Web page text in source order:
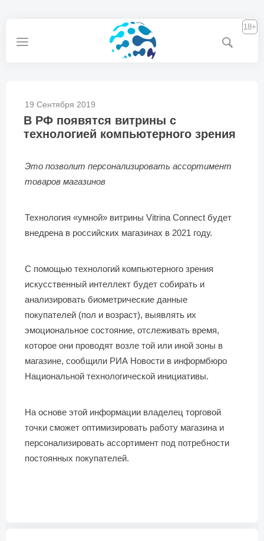
18+
19 Сентября 2019
В РФ появятся витрины с
технологией компьютерного зрения
Это позволит персонализировать ассортимент
товаров магазинов
Технология «умной» витрины Vitrina Connect будет
внедрена в российских магазинах в 2021 году.
С помощью технологий компьютерного зрения
искусственный интеллект будет собирать и
анализировать биометрические данные
покупателей (пол и возраст), выявлять их
эмоциональное состояние, отслеживать время,
которое они проводят возле той или иной зоны в
магазине, сообщили РИА Новости в информбюро
Национальной технологической инициативы.
На основе этой информации владелец торговой
точки сможет оптимизировать работу магазина и
персонализировать ассортимент под потребности
постоянных покупателей.